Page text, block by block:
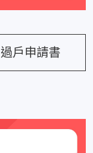
過戶申請書